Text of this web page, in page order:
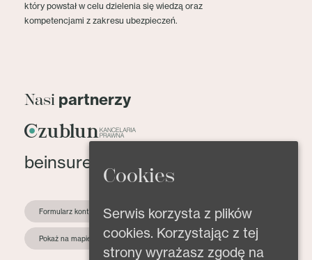
który powstał w celu dzielenia się wiedzą oraz
kompetencjami z zakresu ubezpieczeń.
Nasi partnerzy
beinsured@beinsured.pl
Formularz kontaktowy
Pokaż na mapie
Cookies
Serwis korzysta z plików
cookies. Korzystając z tej
strony wyrażasz zgodę na